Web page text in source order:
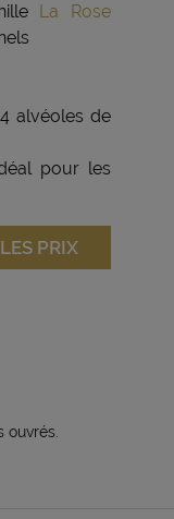
La Rose
alvéoles de
pour les
PRIX
ouvrés.